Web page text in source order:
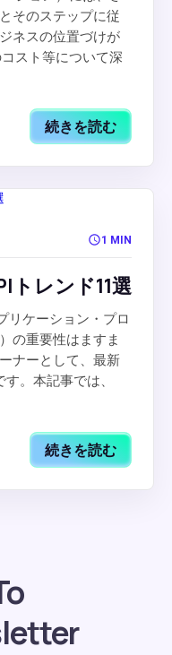
そのステップに従
ネスの位置づけが
スト等について深
続きを読む
1 MIN
トレンド11選
リケーション・プロ
の重要性はますま
ナーとして、最新
。本記事では、
続きを読む